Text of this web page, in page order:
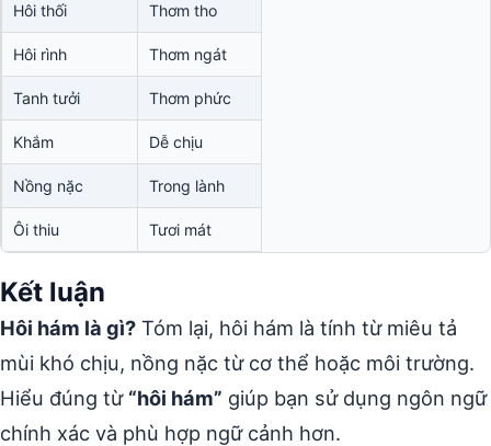
Hôi thối Thơm tho
Hôi rình Thơm ngát
Tanh tưởi Thơm phức
Khắm Dễ chịu
Nồng nặc Trong lành
Ôi thiu Tươi mát
Kết luận
Hôi hám là gì? Tóm lại, hôi hám là tính từ miêu tả
mùi khó chịu, nồng nặc từ cơ thể hoặc môi trường.
Hiểu đúng từ “hôi hám” giúp bạn sử dụng ngôn ngữ
chính xác và phù hợp ngữ cảnh hơn.